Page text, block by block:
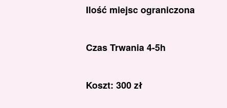
Ilość miejsc ograniczona
Czas Trwania 4-5h
Koszt: 300 zł